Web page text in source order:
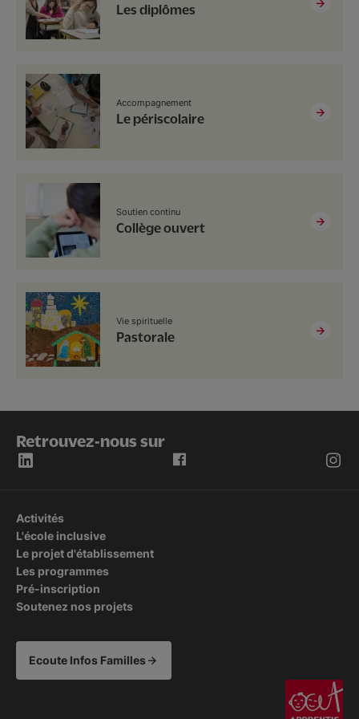
Les diplômes
Accompagnement
Le périscolaire
Soutien continu
Collège ouvert
Vie spirituelle
Pastorale
Retrouvez-nous sur
Activités
L'école inclusive
Le projet d'établissement
Les programmes
Pré-inscription
Soutenez nos projets
Ecoute Infos Familles